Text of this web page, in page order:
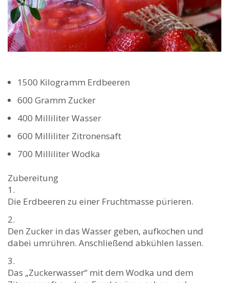
1500 Kilogramm Erdbeeren
600 Gramm Zucker
400 Milliliter Wasser
600 Milliliter Zitronensaft
700 Milliliter Wodka
Zubereitung
Die Erdbeeren zu einer Fruchtmasse pürieren.
Den Zucker in das Wasser geben, aufkochen und
dabei umrühren. Anschließend abkühlen lassen.
Das „Zuckerwasser“ mit dem Wodka und dem